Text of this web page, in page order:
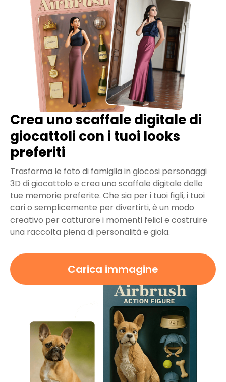
Crea uno scaffale digitale di
giocattoli con i tuoi looks
preferiti
Trasforma le foto di famiglia in giocosi personaggi
3D di giocattolo e crea uno scaffale digitale delle
tue memorie preferite. Che sia per i tuoi figli, i tuoi
cari o semplicemente per divertirti, è un modo
creativo per catturare i momenti felici e costruire
una raccolta piena di personalità e gioia.
Carica immagine